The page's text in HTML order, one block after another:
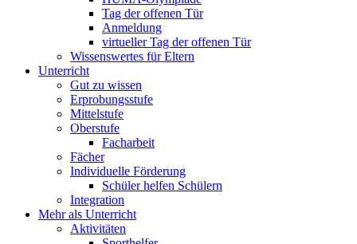
Tag der offenen Tür
Anmeldung
virtueller Tag der offenen Tür
Wissenswertes für Eltern
Unterricht
Gut zu wissen
Erprobungsstufe
Mittelstufe
Oberstufe
Facharbeit
Fächer
Individuelle Förderung
Schüler helfen Schülern
Integration
Mehr als Unterricht
Aktivitäten